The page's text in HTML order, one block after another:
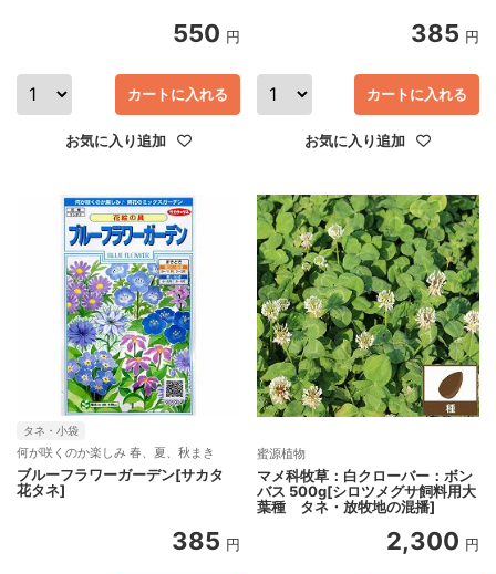
550 円
お気に入り追加
カートに入れる
385 円
お気に入り追加
カートに入れる
タネ・小袋
何が咲くのか楽しみ 春、夏、秋まき
ブルーフラワーガーデン[サカタ
花タネ]
385 円
蜜源植物
マメ科牧草：白クローバー：ボン
バス 500g[シロツメグサ飼料用大
葉種 タネ・放牧地の混播]
2,300 円